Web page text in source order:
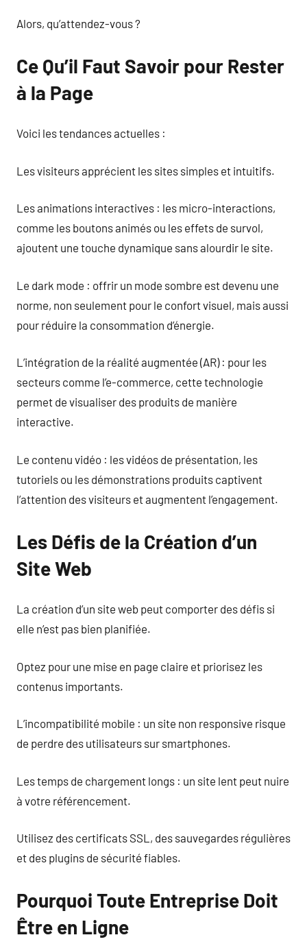
Alors, qu’attendez-vous ?
Ce Qu’il Faut Savoir pour Rester
à la Page
Voici les tendances actuelles :
Les visiteurs apprécient les sites simples et intuitifs.
Les animations interactives : les micro-interactions,
comme les boutons animés ou les effets de survol,
ajoutent une touche dynamique sans alourdir le site.
Le dark mode : offrir un mode sombre est devenu une
norme, non seulement pour le confort visuel, mais aussi
pour réduire la consommation d’énergie.
L’intégration de la réalité augmentée (AR) : pour les
secteurs comme l’e-commerce, cette technologie
permet de visualiser des produits de manière
interactive.
Le contenu vidéo : les vidéos de présentation, les
tutoriels ou les démonstrations produits captivent
l’attention des visiteurs et augmentent l’engagement.
Les Défis de la Création d’un
Site Web
La création d’un site web peut comporter des défis si
elle n’est pas bien planifiée.
Optez pour une mise en page claire et priorisez les
contenus importants.
L’incompatibilité mobile : un site non responsive risque
de perdre des utilisateurs sur smartphones.
Les temps de chargement longs : un site lent peut nuire
à votre référencement.
Utilisez des certificats SSL, des sauvegardes régulières
et des plugins de sécurité fiables.
Pourquoi Toute Entreprise Doit
Être en Ligne